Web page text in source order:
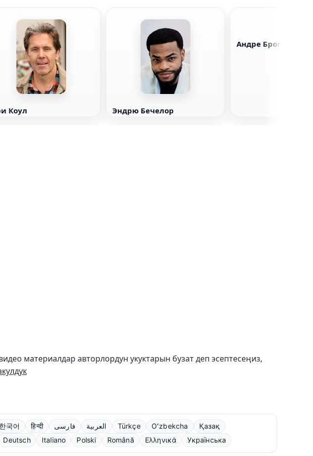
Коул Эндрю Бечелор
Андре Брогер
материалдар авторлордун укуктарын бузат деп эсептесеңиз,
한국어 हिन्दी فارسی العربية Türkçe Oʻzbekcha
Қазақ
Deutsch Italiano Polski Română Ελληνικά Українська